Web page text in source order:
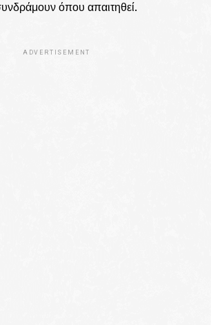
όπου απαιτηθεί.
ADVERTISEMENT